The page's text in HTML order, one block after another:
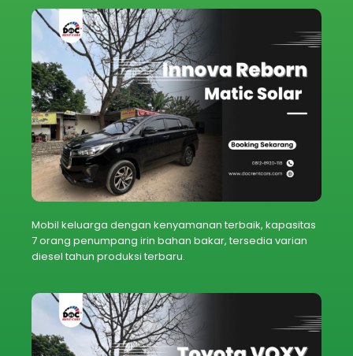
Mobil keluarga dengan kenyamanan terbaik, kapasitas
7 orang penumpang irin bahan bakar, tersedia varian
diesel tahun produksi terbaru.